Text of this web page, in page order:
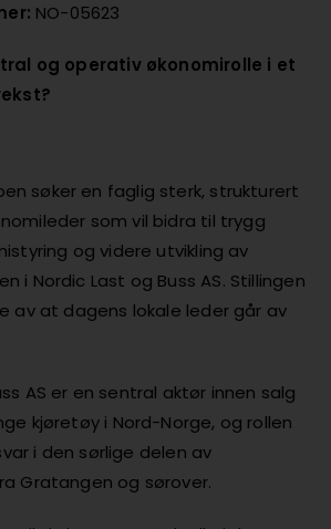
NO-05623
og operativ økonomirolle i et
søker en faglig sterk, strukturert
som vil bidra til trygg
og videre utvikling av
i Nordic Last og Buss AS. Stillingen
av at dagens lokale leder går av
AS er en sentral aktør innen salg
kjøretøy i Nord-Norge, og rollen
i den sørlige delen av
Gratangen og sørover.